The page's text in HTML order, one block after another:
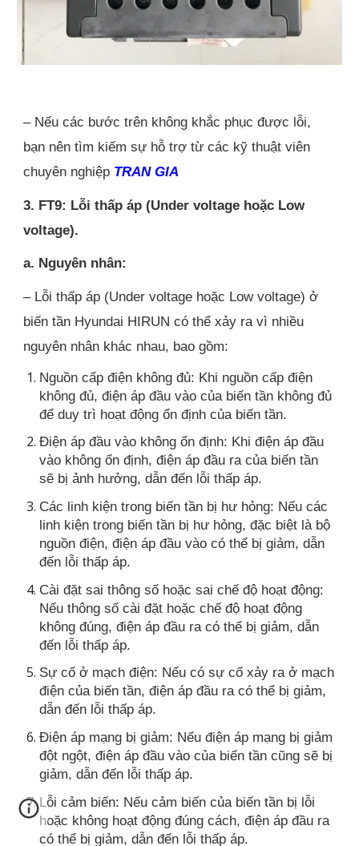
– Nếu các bước trên không khắc phục được lỗi,
bạn nên tìm kiếm sự hỗ trợ từ các kỹ thuật viên
chuyên nghiệp TRAN GIA
3. FT9: Lỗi thấp áp (Under voltage hoặc Low
voltage).
a. Nguyên nhân:
– Lỗi thấp áp (Under voltage hoặc Low voltage) ở
biến tần Hyundai HIRUN có thể xảy ra vì nhiều
nguyên nhân khác nhau, bao gồm:
Nguồn cấp điện không đủ: Khi nguồn cấp điện
không đủ, điện áp đầu vào của biến tần không đủ
để duy trì hoạt động ổn định của biến tần.
Điện áp đầu vào không ổn định: Khi điện áp đầu
vào không ổn định, điện áp đầu ra của biến tần
sẽ bị ảnh hưởng, dẫn đến lỗi thấp áp.
Các linh kiện trong biến tần bị hư hỏng: Nếu các
linh kiện trong biến tần bị hư hỏng, đặc biệt là bộ
nguồn điện, điện áp đầu vào có thể bị giảm, dẫn
đến lỗi thấp áp.
Cài đặt sai thông số hoặc sai chế độ hoạt động:
Nếu thông số cài đặt hoặc chế độ hoạt động
không đúng, điện áp đầu ra có thể bị giảm, dẫn
đến lỗi thấp áp.
Sự cố ở mạch điện: Nếu có sự cố xảy ra ở mạch
điện của biến tần, điện áp đầu ra có thể bị giảm,
dẫn đến lỗi thấp áp.
Điện áp mạng bị giảm: Nếu điện áp mạng bị giảm
đột ngột, điện áp đầu vào của biến tần cũng sẽ bị
giảm, dẫn đến lỗi thấp áp.
Lỗi cảm biến: Nếu cảm biến của biến tần bị lỗi
hoặc không hoạt động đúng cách, điện áp đầu ra
có thể bị giảm, dẫn đến lỗi thấp áp.